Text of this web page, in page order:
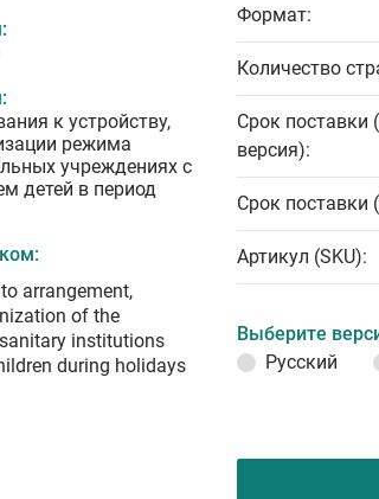
к устройству,
режима
учреждениях с
детей в период
arrangement,
of the
institutions
during holidays
Формат:
Количество
Срок поставки
версия):
Срок поставки
Артикул (SKU):
Выберите
Русский